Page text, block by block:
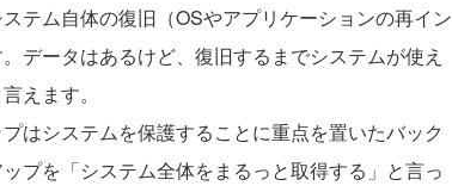
テム自体の復旧（OSやアプリケーションの再イン
データはあるけど、復旧するまでシステムが使え
えます。
はシステムを保護することに重点を置いたバック
プを「システム全体をまるっと取得する」と言っ